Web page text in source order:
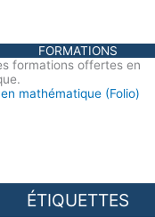
FORMATIONS
formations offertes en
mathématique (Folio)
ÉTIQUETTES